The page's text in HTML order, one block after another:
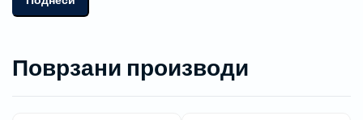
Поврзани производи